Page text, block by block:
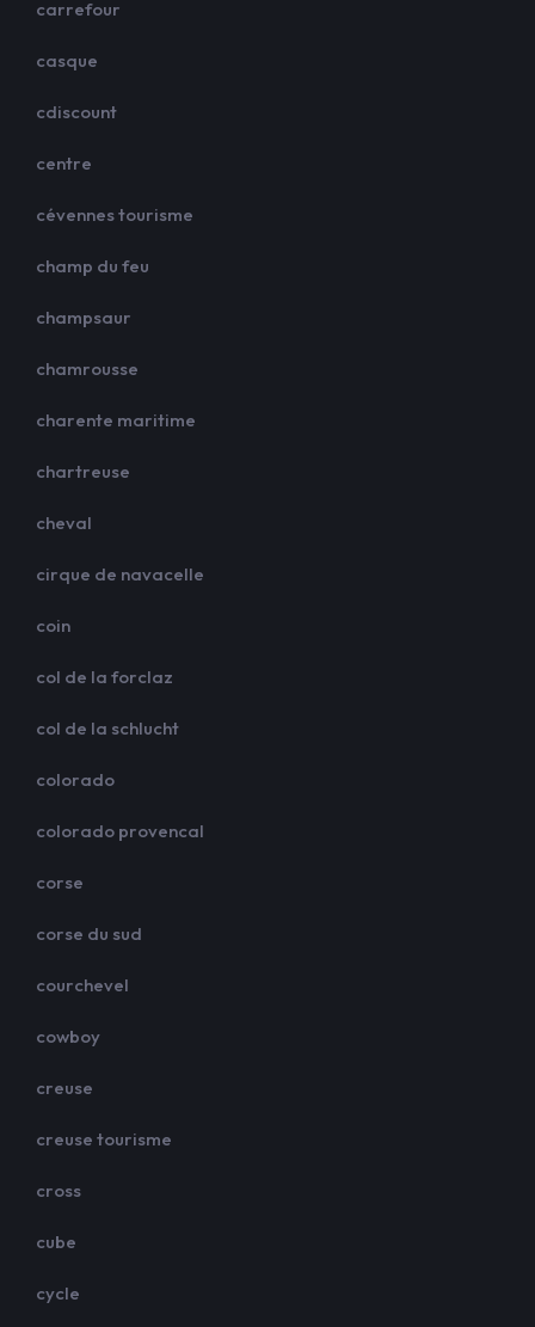
carrefour
casque
cdiscount
centre
cévennes tourisme
champ du feu
champsaur
chamrousse
charente maritime
chartreuse
cheval
cirque de navacelle
coin
col de la forclaz
col de la schlucht
colorado
colorado provencal
corse
corse du sud
courchevel
cowboy
creuse
creuse tourisme
cross
cube
cycle